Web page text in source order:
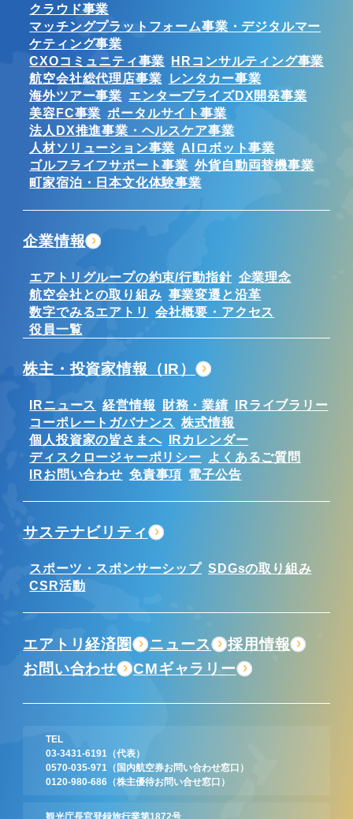
TEL
03-3431-6191
（代表）
0570-035-971
（国内航空券お問い合わせ窓口）
0120-980-686 （株主優待お問い合せ窓口）
観光庁長官登録旅行業第1872号
クラウド事業
マッチングプラットフォーム事業・デジタルマー
ケティング事業
CXOコミュニティ事業
HRコンサルティング事業
航空会社総代理店事業
レンタカー事業
海外ツアー事業 エンタープライズDX開発事業
美容FC事業 ポータルサイト事業
法人DX推進事業・ヘルスケア事業
人材ソリューション事業 AIロボット事業
ゴルフライフサポート事業 外貨自動両替機事業
町家宿泊・日本文化体験事業
企業情報
エアトリグループの約束/行動指針 企業理念
航空会社との取り組み 事業変遷と沿革
数字でみるエアトリ
会社概要・アクセス
役員一覧
株主・投資家情報（IR）
IRニュース 経営情報 財務・業績 IRライブラリー
コーポレートガバナンス 株式情報
個人投資家の皆さまへ IRカレンダー
ディスクロージャーポリシー
よくあるご質問
IRお問い合わせ 免責事項 電子公告
サステナビリティ
スポーツ・スポンサーシップ SDGsの取り組み
CSR活動
エアトリ経済圏 ニュース
採用情報
お問い合わせ
CMギャラリー